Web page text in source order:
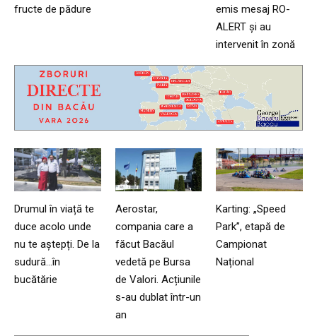
fructe de pădure
emis mesaj RO-
ALERT și au
intervenit în zonă
Drumul în viață te
duce acolo unde
nu te aștepți. De la
sudură…în
bucătărie
Aerostar,
compania care a
făcut Bacăul
vedetă pe Bursa
de Valori. Acțiunile
s-au dublat într-un
an
Karting: „Speed
Park”, etapă de
Campionat
Național